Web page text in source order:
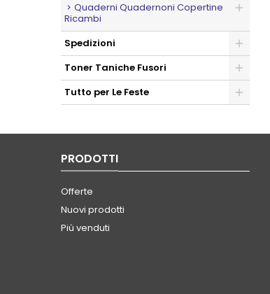
Quaderni Quadernoni Copertine
Ricambi
Spedizioni
Toner Taniche Fusori
Tutto per Le Feste
PRODOTTI
Offerte
Nuovi prodotti
Più venduti